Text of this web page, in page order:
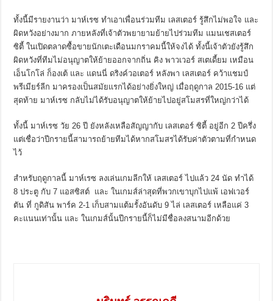
ทั้งนี้มีรายงานว่า มาห์เรซ ทำเอาเพื่อนร่วมทีม เลสเตอร์ รู้สึกไม่พอใจ และ
ผิดหวังอย่างมาก ภายหลังที่เจ้าตัวพยายามย้ายไปร่วมทีม แมนเชสเตอร์
ซิตี้ ในเปิดตลาดซื้อขายนักเตะเดือนมกราคมนี้ให้จงได้ ทั้งนี้เจ้าตัวยังรู้สึก
ผิดหวังที่ทีมไม่อนุญาตให้ย้ายออกจากถิ่น คิง พาวเวอร์ สเตเดี้ยม เหมือน
เอ็นโกโล่ ก็องเต้ และ แดนนี่ ดริงค์วอเตอร์ หลังพา เลสเตอร์ คว้าแชมป์
พรีเมียร์ลีก มาครองเป็นสมัยแรกได้อย่างยิ่งใหญ่ เมื่อฤดูกาล 2015-16 แต่
สุดท้าย มาห์เรซ กลับไม่ได้รับอนุญาตให้ย้ายไปอยู่สโมสรที่ใหญ่กว่าได้
ทั้งนี้ มาห์เรซ วัย 26 ปี ยังหลังเหลือสัญญากับ เลสเตอร์ ซิตี้ อยู่อีก 2 ปีครึ่ง
แต่เชื่อว่าปีกรายนี้สามารถย้ายทีมได้หากสโมสรได้รับค่าตัวตามที่กำหนด
ไว้
สำหรับฤดูกาลนี้ มาห์เรซ ลงเล่นเกมลีกให้ เลสเตอร์ ไปแล้ว 24 นัด ทำได้
8 ประตู กับ 7 แอสซิสต์ และ ในเกมส์ล่าสุดที่พวกเขาบุกไปแพ้ เอฟเวอร์
ตัน ที่ กูดิสัน พาร์ค 2-1 เก็บสามแต้มรั้งอันดับ 9 ไล่ เลสเตอร์ เหลือแค่ 3
คะแนนเท่านั้น และ ในเกมส์นั้นปีกรายนี้ก็ไม่มีชื่อลงสนามอีกด้วย